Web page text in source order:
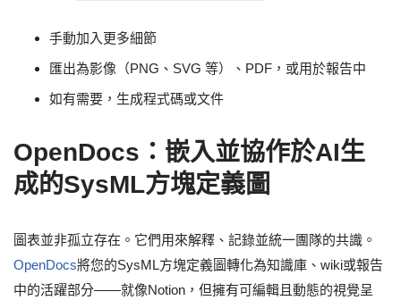
手動加入更多細節
匯出為影像（PNG、SVG 等）、PDF，或用於報告中
如有需要，生成程式碼或文件
OpenDocs：嵌入並協作於AI生
成的SysML方塊定義圖
圖表並非孤立存在。它們用來解釋、記錄並統一團隊的共識。
OpenDocs將您的SysML方塊定義圖轉化為知識庫、wiki或報告
中的活躍部分——就像Notion，但擁有可編輯且動態的視覺呈